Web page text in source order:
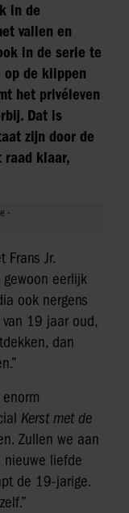
in de
vallen en
in de serie te
de klippen
het privéleven
Dat is
zijn door de
raad klaar,
Frans Jr.
eerlijk
ook nergens
19 jaar oud,
dan
Kerst met de
Zullen we aan
nieuwe liefde
de 19-jarige.